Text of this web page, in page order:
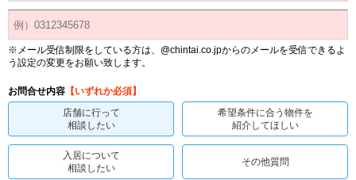
※メール受信制限をしている方は、@chintai.co.jpからのメールを受信できるよ
う設定の変更をお願い致します。
お問合せ内容 【いずれか必須】
店舗に行って
相談したい
希望条件に合う物件を
紹介してほしい
入居について
相談したい
その他質問